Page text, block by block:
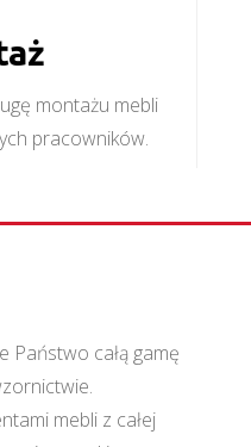
montażu mebli
pracowników.
Państwo całą gamę
mebli z całej